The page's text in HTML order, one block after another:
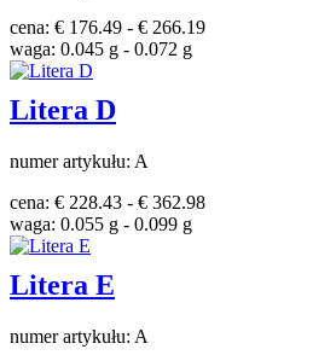
cena: € 176.49 - € 266.19
waga: 0.045 g - 0.072 g
Litera D
numer artykułu: A
cena: € 228.43 - € 362.98
waga: 0.055 g - 0.099 g
Litera E
numer artykułu: A